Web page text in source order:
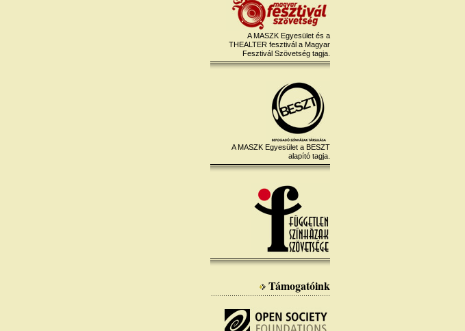
A MASZK Egyesület és a
THEALTER fesztivál a Magyar
Fesztivál Szövetség tagja.
A MASZK Egyesület a BESZT
alapító tagja.
Támogatóink